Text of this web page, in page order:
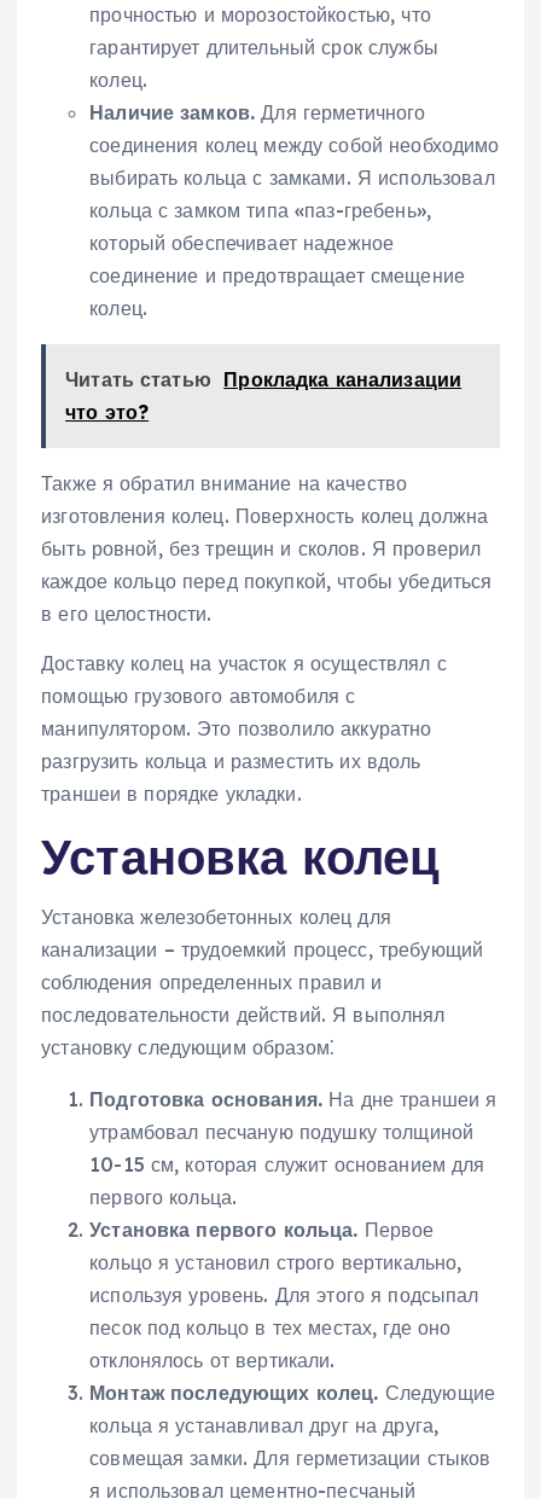
прочностью и морозостойкостью, что
гарантирует длительный срок службы
колец.
Наличие замков. Для герметичного
соединения колец между собой необходимо
выбирать кольца с замками. Я использовал
кольца с замком типа «паз-гребень»,
который обеспечивает надежное
соединение и предотвращает смещение
колец.
Читать статью Прокладка канализации
что это?
Также я обратил внимание на качество
изготовления колец. Поверхность колец должна
быть ровной, без трещин и сколов. Я проверил
каждое кольцо перед покупкой, чтобы убедиться
в его целостности.
Доставку колец на участок я осуществлял с
помощью грузового автомобиля с
манипулятором. Это позволило аккуратно
разгрузить кольца и разместить их вдоль
траншеи в порядке укладки.
Установка колец
Установка железобетонных колец для
канализации – трудоемкий процесс, требующий
соблюдения определенных правил и
последовательности действий. Я выполнял
установку следующим образом⁚
Подготовка основания. На дне траншеи я
утрамбовал песчаную подушку толщиной
10-15 см, которая служит основанием для
первого кольца.
Установка первого кольца. Первое
кольцо я установил строго вертикально,
используя уровень. Для этого я подсыпал
песок под кольцо в тех местах, где оно
отклонялось от вертикали.
Монтаж последующих колец. Следующие
кольца я устанавливал друг на друга,
совмещая замки. Для герметизации стыков
я использовал цементно-песчаный